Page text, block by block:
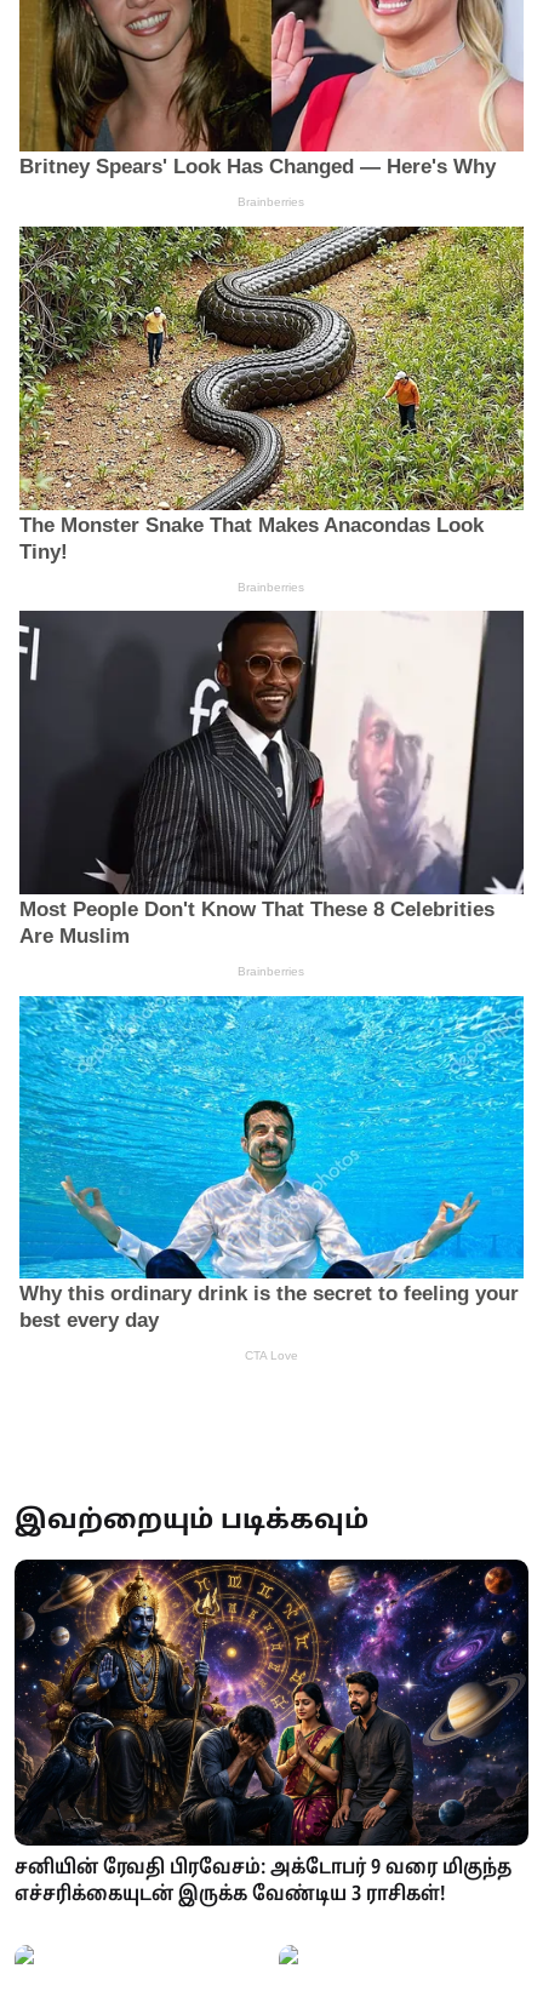
இவற்றையும் படிக்கவும்
சனியின் ரேவதி பிரவேசம்: அக்டோபர் 9 வரை மிகுந்த
எச்சரிக்கையுடன் இருக்க வேண்டிய 3 ராசிகள்!